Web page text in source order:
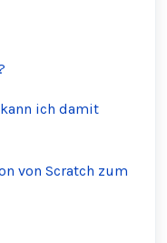
ich damit
von Scratch zum